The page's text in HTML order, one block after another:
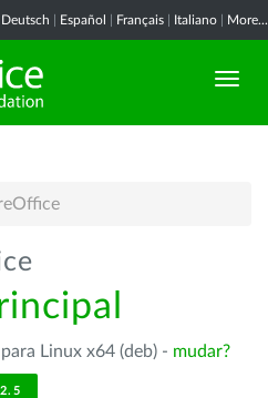
Deutsch Español Français Italiano More...
Linux x64 (deb) - mudar?